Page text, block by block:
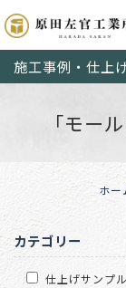
施工事例・仕上
「モー
ホー
カテゴリー
仕上げサンプル